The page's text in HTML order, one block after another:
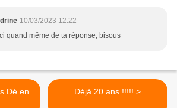
10/03/2023 12:22
quand même de ta réponse, bisous
Déjà 20 ans !!!!! >